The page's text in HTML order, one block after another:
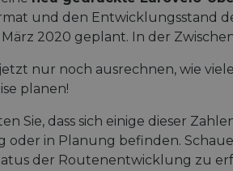
und den Entwicklungsstand
2020 geplant. In der
nur noch ausrechnen, wie
planen!
Sie, dass sich einige dieser
oder in Planung befinden.
der Routenentwicklung zu